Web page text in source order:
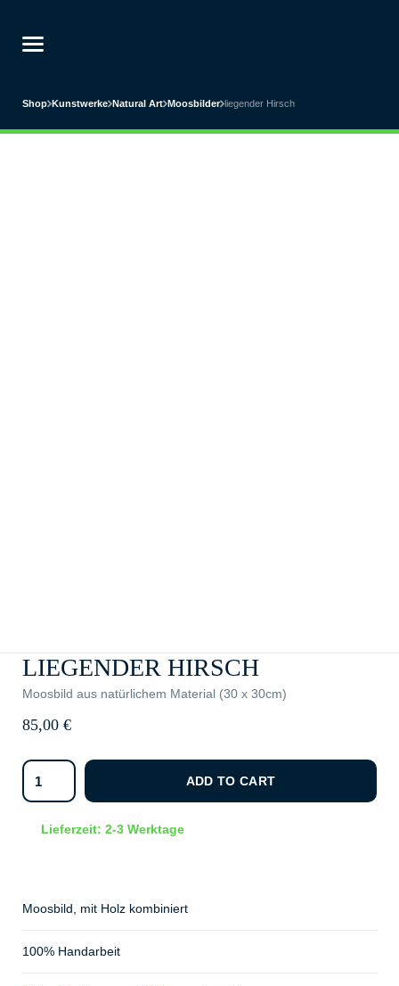
Shop Kunstwerke Natural Art Moosbilder liegender Hirsch
LIEGENDER HIRSCH
Moosbild aus natürlichem Material (30 x 30cm)
85,00 €
ADD TO CART
Lieferzeit: 2-3 Werktage
Moosbild, mit Holz kombiniert
100% Handarbeit